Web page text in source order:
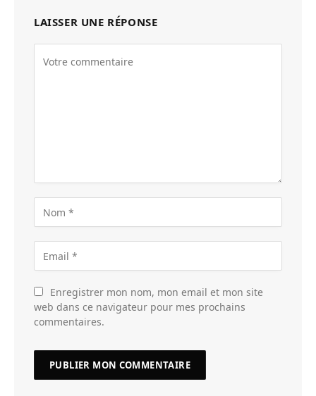
LAISSER UNE RÉPONSE
Enregistrer mon nom, mon email et mon site
web dans ce navigateur pour mes prochains
commentaires.